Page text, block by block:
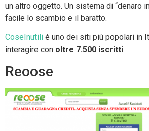
un altro oggetto. Un sistema di “denaro
facile lo scambio e il baratto.
CoseInutili è uno dei siti più popolari in
interagire con oltre 7.500 iscritti.
Reoose